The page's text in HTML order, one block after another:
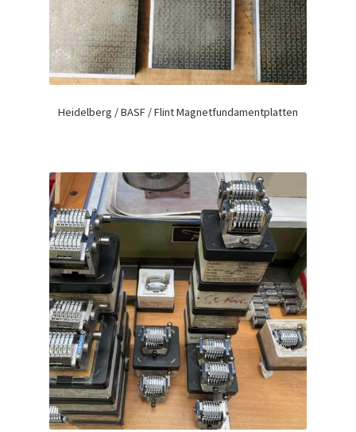
Heidelberg / BASF / Flint Magnetfundamentplatten